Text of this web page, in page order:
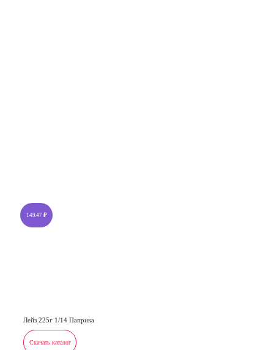
149.47 ₽
Лейз 225г 1/14 Паприка
Скачать каталог